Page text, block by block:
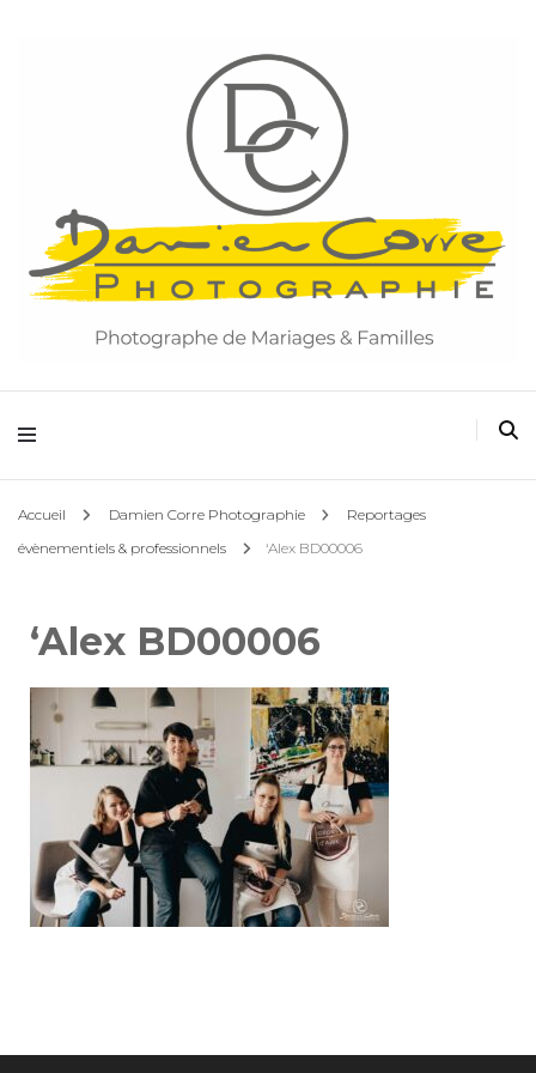
Accueil Damien Corre Photographie
Reportages
évènementiels & professionnels
‘Alex BD00006
‘Alex BD00006